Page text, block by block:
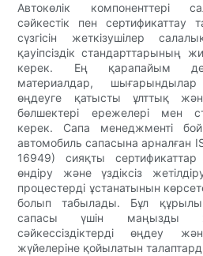
Автокөлік компоненттері
сәйкестік пен
сүзгісін жеткізушілер
қауіпсіздік стандарттарының
керек. Ең қарапайым
материалдар,
өңдеуге қатысты ұлттық
бөлшектері ережелері мен
керек. Сапа менеджменті
автомобиль сапасына арналған
16949) сияқты сертификаттар
өндіру және үздіксіз
процестерді ұстанатынын
болып табылады. Бұл
сапасы үшін маңызды
сәйкессіздіктерді өңдеу
жүйелеріне қойылатын